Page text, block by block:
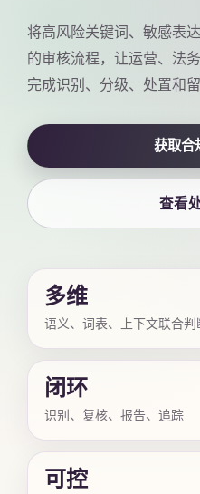
将高风险关键词、敏感表
的审核流程，让运营、法
完成识别、分级、处置和留
获取合
查看
多维
语义、词表、上下文联合判
闭环
识别、复核、报告、追踪
可控